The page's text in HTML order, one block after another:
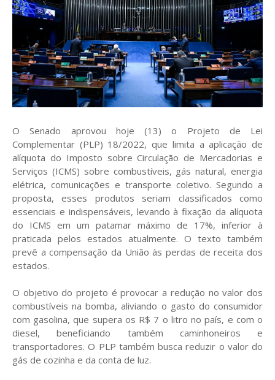
O Senado aprovou hoje (13) o Projeto de Lei
Complementar (PLP) 18/2022, que limita a aplicação de
alíquota do Imposto sobre Circulação de Mercadorias e
Serviços (ICMS) sobre combustíveis, gás natural, energia
elétrica, comunicações e transporte coletivo. Segundo a
proposta, esses produtos seriam classificados como
essenciais e indispensáveis, levando à fixação da alíquota
do ICMS em um patamar máximo de 17%, inferior à
praticada pelos estados atualmente. O texto também
prevê a compensação da União às perdas de receita dos
estados.
O objetivo do projeto é provocar a redução no valor dos
combustíveis na bomba, aliviando o gasto do consumidor
com gasolina, que supera os R$ 7 o litro no país, e com o
diesel, beneficiando também caminhoneiros e
transportadores. O PLP também busca reduzir o valor do
gás de cozinha e da conta de luz.